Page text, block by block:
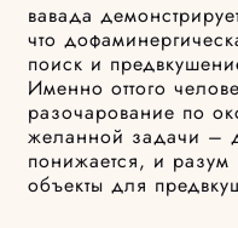
вавада
что
поиск и
Именно оттого
разочарование по
желанной задачи –
понижается, и разум
объекты для